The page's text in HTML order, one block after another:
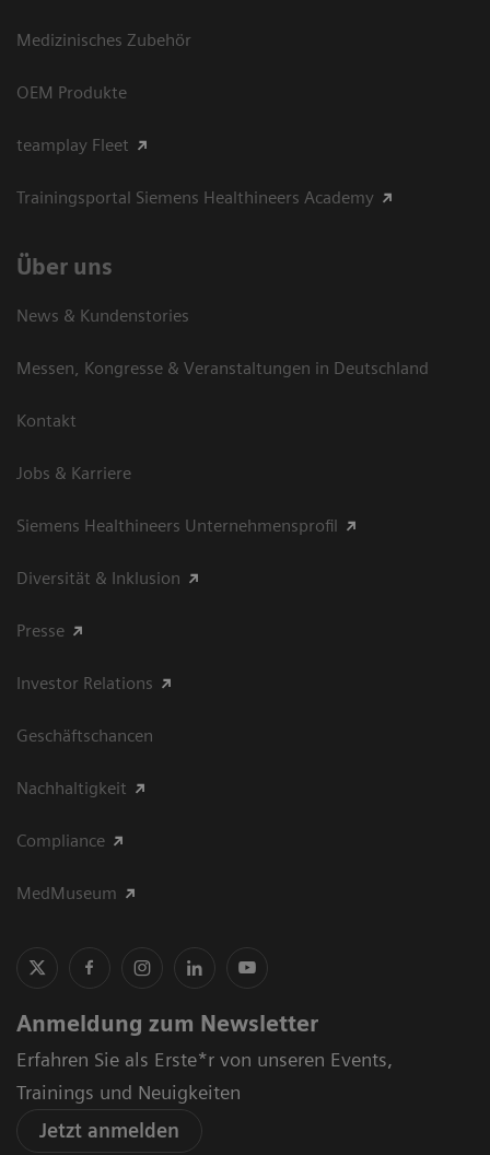
Medizinisches Zubehör
OEM Produkte
teamplay Fleet
Trainingsportal Siemens Healthineers Academy
Über uns
News & Kundenstories
Messen, Kongresse & Veranstaltungen in Deutschland
Kontakt
Jobs & Karriere
Siemens Healthineers Unternehmensprofil
Diversität & Inklusion
Presse
Investor Relations
Geschäftschancen
Nachhaltigkeit
Compliance
MedMuseum
Anmeldung zum Newsletter
Erfahren Sie als Erste*r von unseren Events,
Trainings und Neuigkeiten
Jetzt anmelden